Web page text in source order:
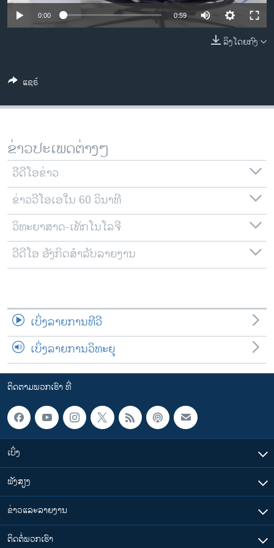
ວິທະຍາສາດ-ເທັກໂນໂລຈີ
ທຸລະກິດ
ວີດີໂອ
ລາຍງານ
ພາສາຕ່າງໆ
0:00 0:59
ລິງໂດຍກົງ
ແຊຣ໌
ຂ່າວປະເພດຕ່າງໆ
ວີດີໂອຂ່າວ
ຂ່າວວີໂອເອໃນ 60 ວິນາທີ
ວິທະຍາສາດ-ເທັກໂນໂລຈີ
ວີດີໂອ ອັງກິດສຳລັບລາຍງານ
ເບິ່ງລາຍການທີວີ
ເບິ່ງລາຍການວິທະຍຸ
ຕິດຕາມພວກເຮົາ ທີ່
ເບິ່ງ
ຟັງສຽງ
ຂ່າວແລະລາຍງານ
ຕິດຕໍ່ພວກເຮົາ